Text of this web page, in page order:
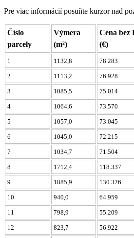
Pre viac informácií posuňte kurzor nad
Číslo
parcely
Výmera
(m²)
Cena bez
(€)
1 1132,8 78.283
2 1113,2 76.928
3 1085,5 75.014
4 1064,6 73.570
5 1057,0 73.045
6 1045,0 72.215
7 1034,7 71.504
8 1712,4 118.337
9 1885,9 130.326
10 940,0 64.959
11 798,9 55.209
12 823,7 56.922